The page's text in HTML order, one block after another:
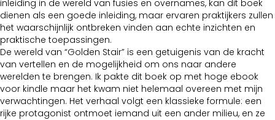
inleiding in de wereld van fusies en overnames, kan dit boek
dienen als een goede inleiding, maar ervaren praktijkers zullen
het waarschijnlijk ontbreken vinden aan echte inzichten en
praktische toepassingen.
De wereld van “Golden Stair” is een getuigenis van de kracht
van vertellen en de mogelijkheid om ons naar andere
werelden te brengen. Ik pakte dit boek op met hoge ebook
voor kindle maar het kwam niet helemaal overeen met mijn
verwachtingen. Het verhaal volgt een klassieke formule: een
rijke protagonist ontmoet iemand uit een ander milieu, en ze